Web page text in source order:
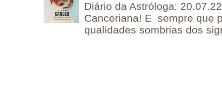
Diário da Astróloga:
Canceriana! E sempre que
qualidades sombrias dos